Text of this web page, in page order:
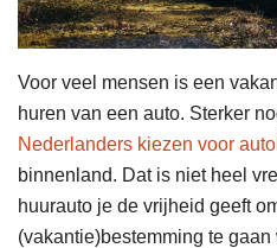
Voor veel mensen is een
huren van een auto. Sterker
Nederlanders kiezen voor
binnenland. Dat is niet heel
huurauto je de vrijheid geeft
(vakantie)bestemming te